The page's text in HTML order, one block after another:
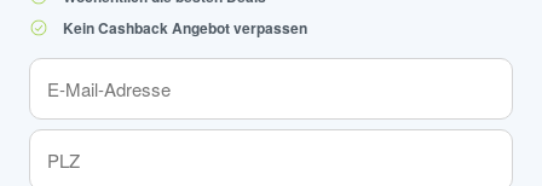
Kein Cashback Angebot verpassen